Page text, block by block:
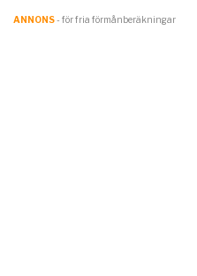
ANNONS- för fria förmånberäkningar